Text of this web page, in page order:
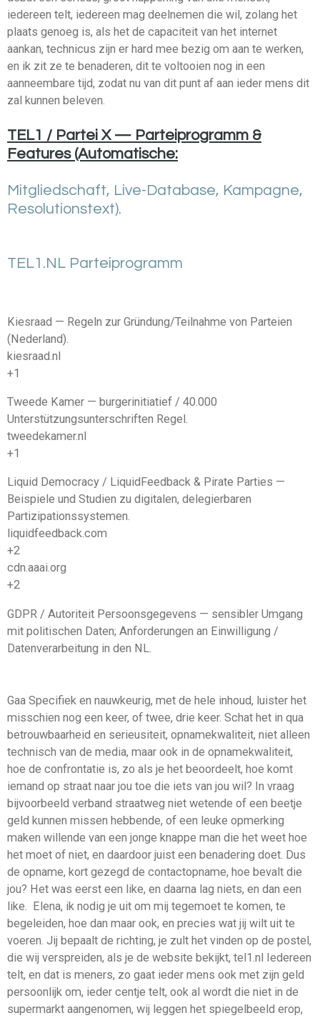
iedereen telt, iedereen mag deelnemen die wil, zolang het
plaats genoeg is, als het de capaciteit van het internet
aankan, technicus zijn er hard mee bezig om aan te werken,
en ik zit ze te benaderen, dit te voltooien nog in een
aanneembare tijd, zodat nu van dit punt af aan ieder mens dit
zal kunnen beleven.
TEL1 / Partei X — Parteiprogramm &
Features (Automatische:
Mitgliedschaft, Live-Database, Kampagne,
Resolutionstext).
TEL1.NL Parteiprogramm
Kiesraad — Regeln zur Gründung/Teilnahme von Parteien
(Nederland).
kiesraad.nl
+1
Tweede Kamer — burgerinitiatief / 40.000
Unterstützungsunterschriften Regel.
tweedekamer.nl
+1
Liquid Democracy / LiquidFeedback & Pirate Parties —
Beispiele und Studien zu digitalen, delegierbaren
Partizipationssystemen.
liquidfeedback.com
+2
cdn.aaai.org
+2
GDPR / Autoriteit Persoonsgegevens — sensibler Umgang
mit politischen Daten; Anforderungen an Einwilligung /
Datenverarbeitung in den NL.
Gaa Specifiek en nauwkeurig, met de hele inhoud, luister het
misschien nog een keer, of twee, drie keer. Schat het in qua
betrouwbaarheid en serieusiteit, opnamekwaliteit, niet alleen
technisch van de media, maar ook in de opnamekwaliteit,
hoe de confrontatie is, zo als je het beoordeelt, hoe komt
iemand op straat naar jou toe die iets van jou wil? In vraag
bijvoorbeeld verband straatweg niet wetende of een beetje
geld kunnen missen hebbende, of een leuke opmerking
maken willende van een jonge knappe man die het weet hoe
het moet of niet, en daardoor juist een benadering doet. Dus
de opname, kort gezegd de contactopname, hoe bevalt die
jou? Het was eerst een like, en daarna lag niets, en dan een
like. Elena, ik nodig je uit om mij tegemoet te komen, te
begeleiden, hoe dan maar ook, en precies wat jij wilt uit te
voeren. Jij bepaalt de richting, je zult het vinden op de postel,
die wij verspreiden, als je de website bekijkt, tel1.nl Iedereen
telt, en dat is meners, zo gaat ieder mens ook met zijn geld
persoonlijk om, ieder centje telt, ook al wordt die niet in de
supermarkt aangenomen, wij leggen het spiegelbeeld erop,